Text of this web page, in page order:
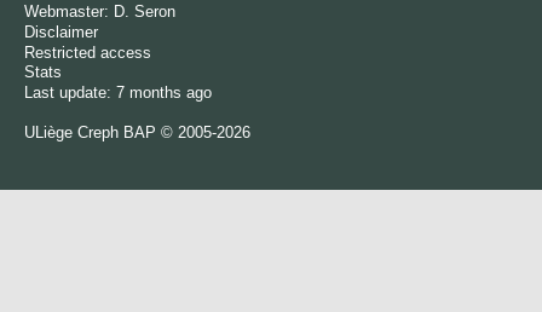
Webmaster: D. Seron
Disclaimer
Restricted access
Stats
Last update: 7 months ago
ULiège Creph BAP © 2005-2026